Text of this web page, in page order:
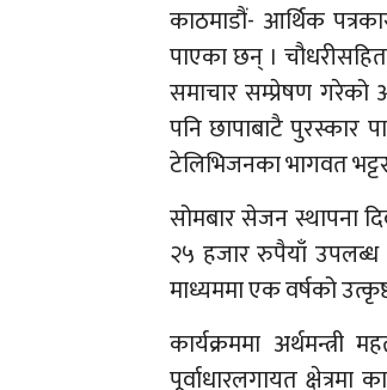
काठमाडौं- आर्थिक
पाएका छन् ।
समाचार सम्प्रेषण
पनि छापाबाटै पुरस्कार
टेलिभिजनका भागवत
सोमबार सेजन स्थापना
२५ हजार रुपैयाँ उपलब्ध
माध्यममा एक वर्षको
कार्यक्रममा
पूर्वाधारलगायत